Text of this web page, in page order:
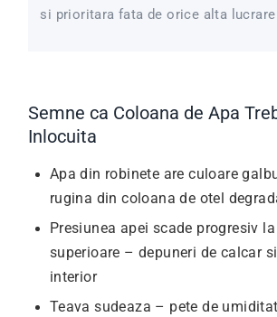
si prioritara fata de orice alta
Semne ca Coloana de Apa
Inlocuita
Apa din robinete are culoare
rugina din coloana de otel
Presiunea apei scade progresiv
superioare – depuneri de calcar
interior
Teava sudeaza – pete de